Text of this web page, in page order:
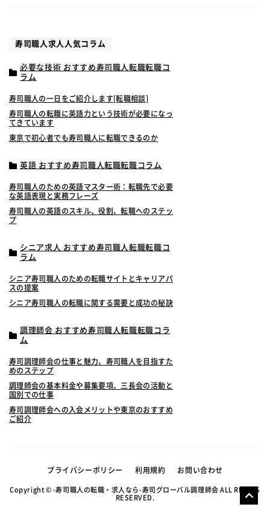
寿司職人求人人気コラム
必要な技術 おすすめ寿司職人転職転職コ
ラム
寿司職人の一日をご紹介します[転職相談]
寿司職人の転職に英語力という技術が必要になっ
てきています
東京で初心者でも寿司職人に転職できるのか
英語 おすすめ寿司職人転職転職コラム
寿司職人のための英語マスター術：転職先で必要
な英語表現と実務フレーズ
寿司職人の英語のスキル、役割、転職へのステッ
プ
シニア求人 おすすめ寿司職人転職転職コ
ラム
シニア寿司職人のための転職サイトとキャリアパ
スの提案
シニア寿司職人の転職に関する需要と成功の秘訣
調理師会 おすすめ寿司職人転職転職コラ
ム
寿司調理師会の仕事と魅力、寿司職人を目指すた
めのステップ
調理師会の基本料金や募集要項、三長会の活動と
国別での仕事
寿司調理師会への入会メリットや東京のおすすめ
ご紹介
プライバシーポリシー 利用規約 お問い合わせ
Copyright © -寿司職人の転職・求人なら-寿司グローバル調理師会 ALL RIGHTS
RESERVED.